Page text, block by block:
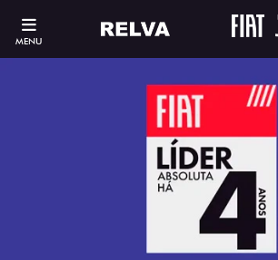
MENU
ESTOU INTERESSADO